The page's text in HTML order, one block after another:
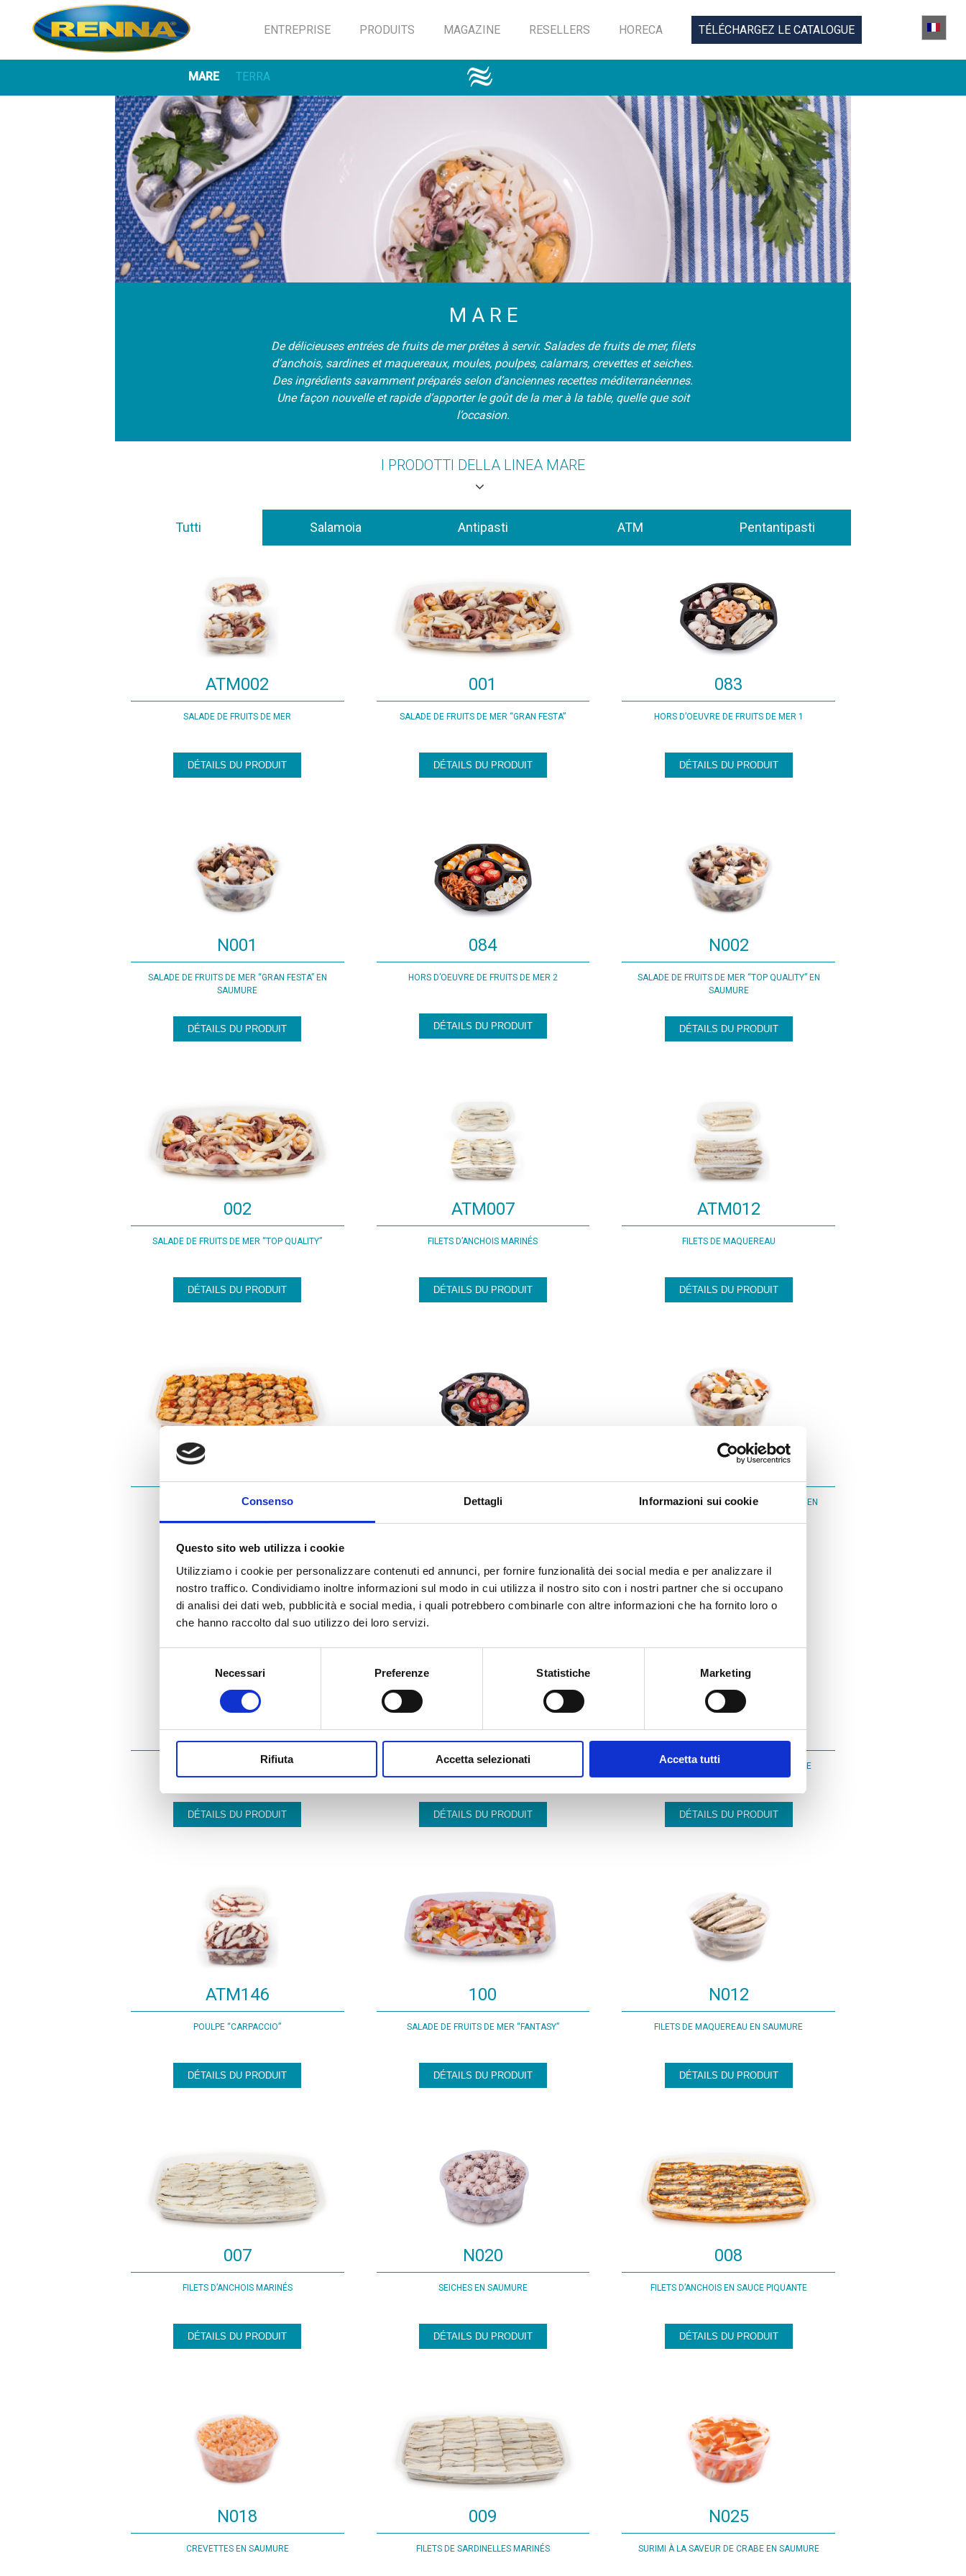
Consenso Dettagli Informazioni sui cookie
Questo sito web utilizza i cookie
Utilizziamo i cookie per personalizzare contenuti ed annunci, per fornire funzionalità dei social media e per analizzare il
nostro traffico. Condividiamo inoltre informazioni sul modo in cui utilizza il nostro sito con i nostri partner che si occupano
di analisi dei dati web, pubblicità e social media, i quali potrebbero combinarle con altre informazioni che ha fornito loro o
che hanno raccolto dal suo utilizzo dei loro servizi.
Necessari Preferenze Statistiche Marketing
Rifiuta Accetta selezionati Accetta tutti
ENTREPRISE PRODUITS MAGAZINE RESELLERS HORECA TÉLÉCHARGEZ LE CATALOGUE
MARE TERRA
M A R E
De délicieuses entrées de fruits de mer prêtes à servir. Salades de fruits de mer, filets
d’anchois, sardines et maquereaux, moules, poulpes, calamars, crevettes et seiches.
Des ingrédients savamment préparés selon d’anciennes recettes méditerranéennes.
Une façon nouvelle et rapide d’apporter le goût de la mer à la table, quelle que soit
l’occasion.
I PRODOTTI DELLA LINEA MARE
Tutti Salamoia Antipasti ATM Pentantipasti
ATM002
SALADE DE FRUITS DE MER
DÉTAILS DU PRODUIT
001
SALADE DE FRUITS DE MER “GRAN FESTA”
DÉTAILS DU PRODUIT
083
HORS D’OEUVRE DE FRUITS DE MER 1
DÉTAILS DU PRODUIT
N001
SALADE DE FRUITS DE MER “GRAN FESTA” EN
SAUMURE
DÉTAILS DU PRODUIT
084
HORS D’OEUVRE DE FRUITS DE MER 2
DÉTAILS DU PRODUIT
N002
SALADE DE FRUITS DE MER “TOP QUALITY” EN
SAUMURE
DÉTAILS DU PRODUIT
002
SALADE DE FRUITS DE MER “TOP QUALITY”
DÉTAILS DU PRODUIT
ATM007
FILETS D’ANCHOIS MARINÉS
DÉTAILS DU PRODUIT
ATM012
FILETS DE MAQUEREAU
DÉTAILS DU PRODUIT
MOULES EN SAUCE PIQUANTE
DÉTAILS DU PRODUIT
HORS D’OEUVRE DE FRUITS DE MER 3
N006
SALADE DE FRUITS DE MER “GRAN PIZZA” EN
ATM020
DÉTAILS DU PRODUIT
058
SALADE DE FRUITS DE MER “MEDITERRANEA”
DÉTAILS DU PRODUIT
N007
FILETS D’ANCHOIS MARINÉS EN SAUMURE
DÉTAILS DU PRODUIT
ATM146
POULPE “CARPACCIO”
DÉTAILS DU PRODUIT
100
SALADE DE FRUITS DE MER “FANTASY”
DÉTAILS DU PRODUIT
N012
FILETS DE MAQUEREAU EN SAUMURE
DÉTAILS DU PRODUIT
007
FILETS D’ANCHOIS MARINÉS
DÉTAILS DU PRODUIT
N020
SEICHES EN SAUMURE
DÉTAILS DU PRODUIT
008
FILETS D’ANCHOIS EN SAUCE PIQUANTE
DÉTAILS DU PRODUIT
N018
CREVETTES EN SAUMURE
009
FILETS DE SARDINELLES MARINÉS
N025
SURIMI À LA SAVEUR DE CRABE EN SAUMURE